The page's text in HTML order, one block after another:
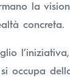
la
concreta.
l’iniziativa,
occupa